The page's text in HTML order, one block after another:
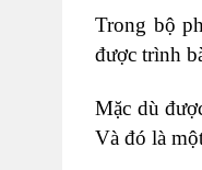
Trong bộ
được trình
Mặc dù
Và đó là